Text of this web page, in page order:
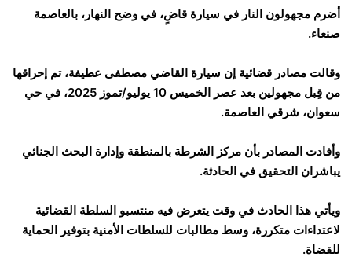
أضرم مجهولون النار في سيارة قاضٍ، في وضح النهار، بالعاصمة
صنعاء.
وقالت مصادر قضائية إن سيارة القاضي مصطفى عطيفة، تم إحراقها
من قِبل مجهولين بعد عصر الخميس 10 يوليو/تموز 2025، في حي
سعوان، شرقي العاصمة.
وأفادت المصادر بأن مركز الشرطة بالمنطقة وإدارة البحث الجنائي
يباشران التحقيق في الحادثة.
ويأتي هذا الحادث في وقت يتعرض فيه منتسبو السلطة القضائية
لاعتداءات متكررة، وسط مطالبات للسلطات الأمنية بتوفير الحماية
للقضاة.